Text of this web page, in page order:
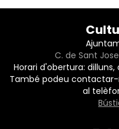
C. de Sant
Horari d'obertura: dilluns,
També podeu contactar-
al